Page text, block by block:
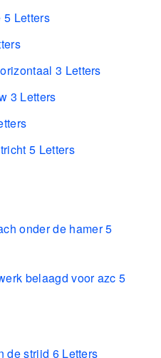
Letters
3 Letters
3 Letters
5 Letters
onder de hamer 5
belaagd voor azc 5
de strijd 6 Letters